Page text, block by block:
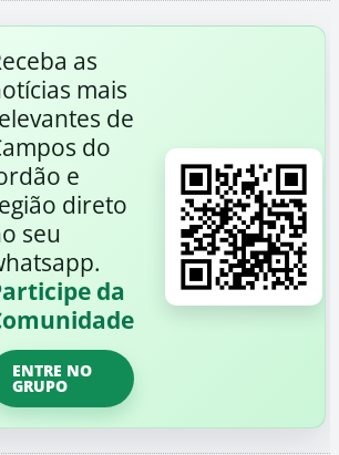
as
mais
de
do
e
direto
seu
da
ENTRE NO
GRUPO